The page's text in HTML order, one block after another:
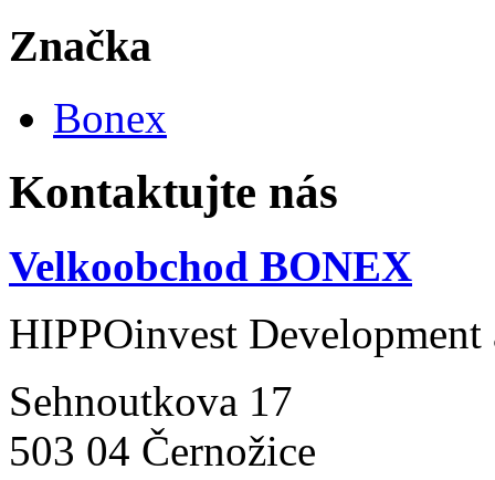
Značka
Bonex
Kontaktujte nás
Velkoobchod BONEX
HIPPOinvest Development
Sehnoutkova 17
503 04 Černožice